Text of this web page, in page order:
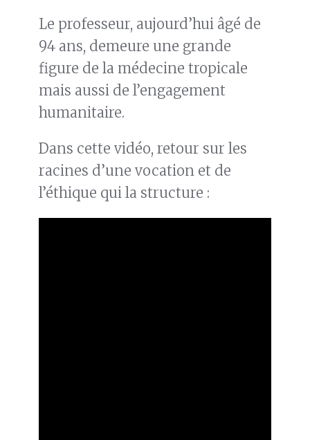
Le professeur, aujourd’hui âgé de
94 ans, demeure une grande
figure de la médecine tropicale
mais aussi de l’engagement
humanitaire.
Dans cette vidéo, retour sur les
racines d’une vocation et de
l’éthique qui la structure :